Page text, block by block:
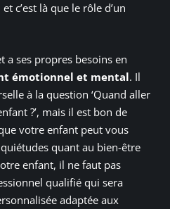
c’est là que le rôle d’un
a ses propres besoins en
émotionnel et mental. Il
à la question ‘Quand aller
?’, mais il est bon de
votre enfant peut vous
quant au bien-être
enfant, il ne faut pas
qualifié qui sera
adaptée aux